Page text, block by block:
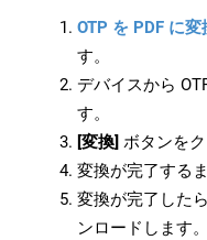
OTP を PDF に変
す。
デバイスから
す。
[変換] ボタンをク
変換が完了する
変換が完了した
ンロードします。